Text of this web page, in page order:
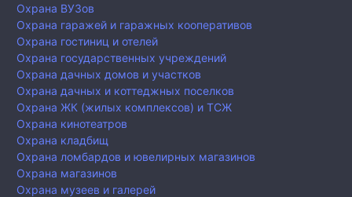
Охрана ВУЗов
Охрана гаражей и гаражных кооперативов
Охрана гостиниц и отелей
Охрана государственных учреждений
Охрана дачных домов и участков
Охрана дачных и коттеджных поселков
Охрана ЖК (жилых комплексов) и ТСЖ
Охрана кинотеатров
Охрана кладбищ
Охрана ломбардов и ювелирных магазинов
Охрана магазинов
Охрана музеев и галерей